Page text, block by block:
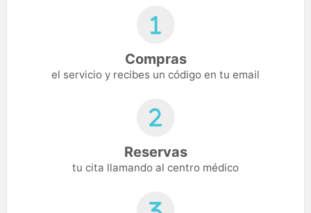
Compras
el servicio y recibes un código en tu email
Reservas
tu cita llamando al centro médico